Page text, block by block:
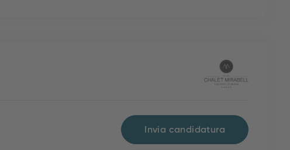
Invia candidatura